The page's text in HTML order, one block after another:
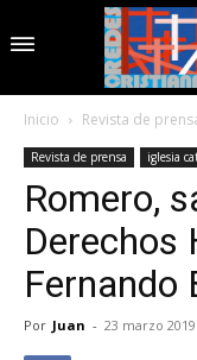
Inicio Revista de
Revista de prensa iglesia
Romero,
Derechos
Fernando
Por Juan - 23 marzo 2019